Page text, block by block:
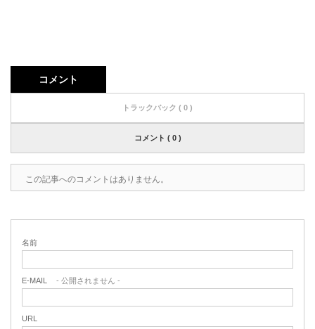
コメント
トラックバック ( 0 )
コメント ( 0 )
この記事へのコメントはありません。
名前
E-MAIL - 公開されません -
URL